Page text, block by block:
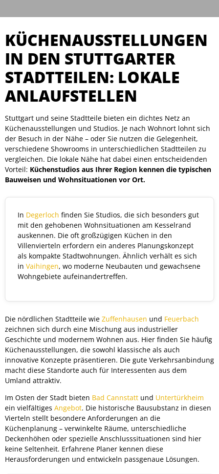
KÜCHENAUSSTELLUNGEN
IN DEN STUTTGARTER
STADTTEILEN: LOKALE
ANLAUFSTELLEN
Stuttgart und seine Stadtteile bieten ein dichtes Netz an
Küchenausstellungen und Studios. Je nach Wohnort lohnt sich
der Besuch in der Nähe – oder Sie nutzen die Gelegenheit,
verschiedene Showrooms in unterschiedlichen Stadtteilen zu
vergleichen. Die lokale Nähe hat dabei einen entscheidenden
Vorteil: Küchenstudios aus Ihrer Region kennen die typischen
Bauweisen und Wohnsituationen vor Ort.
In Degerloch finden Sie Studios, die sich besonders gut
mit den gehobenen Wohnsituationen am Kesselrand
auskennen. Die oft großzügigen Küchen in den
Villenvierteln erfordern ein anderes Planungskonzept
als kompakte Stadtwohnungen. Ähnlich verhält es sich
in Vaihingen, wo moderne Neubauten und gewachsene
Wohngebiete aufeinandertreffen.
Die nördlichen Stadtteile wie Zuffenhausen und Feuerbach
zeichnen sich durch eine Mischung aus industrieller
Geschichte und modernem Wohnen aus. Hier finden Sie häufig
Küchenausstellungen, die sowohl klassische als auch
innovative Konzepte präsentieren. Die gute Verkehrsanbindung
macht diese Standorte auch für Interessenten aus dem
Umland attraktiv.
Im Osten der Stadt bieten Bad Cannstatt und Untertürkheim
ein vielfältiges Angebot. Die historische Bausubstanz in diesen
Vierteln stellt besondere Anforderungen an die
Küchenplanung – verwinkelte Räume, unterschiedliche
Deckenhöhen oder spezielle Anschlusssituationen sind hier
keine Seltenheit. Erfahrene Planer kennen diese
Herausforderungen und entwickeln passgenaue Lösungen.